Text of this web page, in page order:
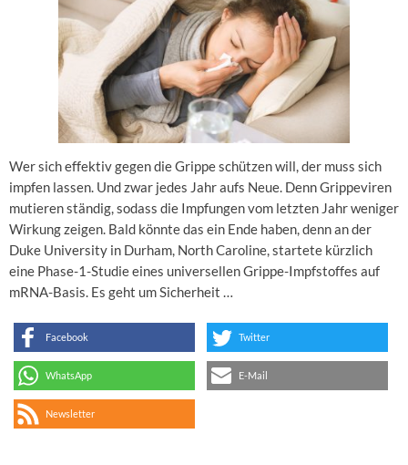
Wer sich effektiv gegen die Grippe schützen will, der muss sich
impfen lassen. Und zwar jedes Jahr aufs Neue. Denn Grippeviren
mutieren ständig, sodass die Impfungen vom letzten Jahr weniger
Wirkung zeigen. Bald könnte das ein Ende haben, denn an der
Duke University in Durham, North Caroline, startete kürzlich
eine Phase-1-Studie eines universellen Grippe-Impfstoffes auf
mRNA-Basis. Es geht um Sicherheit …
Facebook Twitter
WhatsApp E-Mail
Newsletter